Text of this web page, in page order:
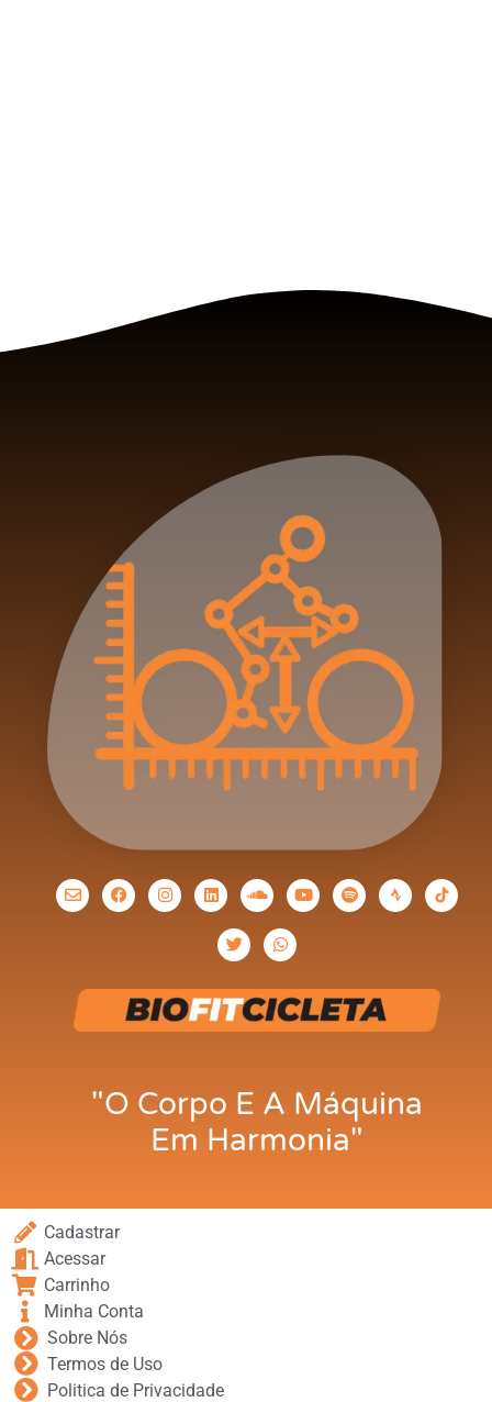
"O Corpo E A Máquina
Em Harmonia"
Cadastrar
Acessar
Carrinho
Minha Conta
Sobre Nós
Termos de Uso
Politica de Privacidade